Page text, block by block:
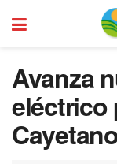
Avanza
eléctrico